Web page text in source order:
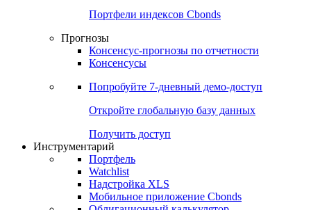
Портфели индексов Cbonds
Прогнозы
Консенсус-прогнозы по отчетности
Консенсусы
Попробуйте 7-дневный демо-доступ
Откройте глобальную базу данных
Получить доступ
Инструментарий
Портфель
Watchlist
Надстройка XLS
Мобильное приложение Cbonds